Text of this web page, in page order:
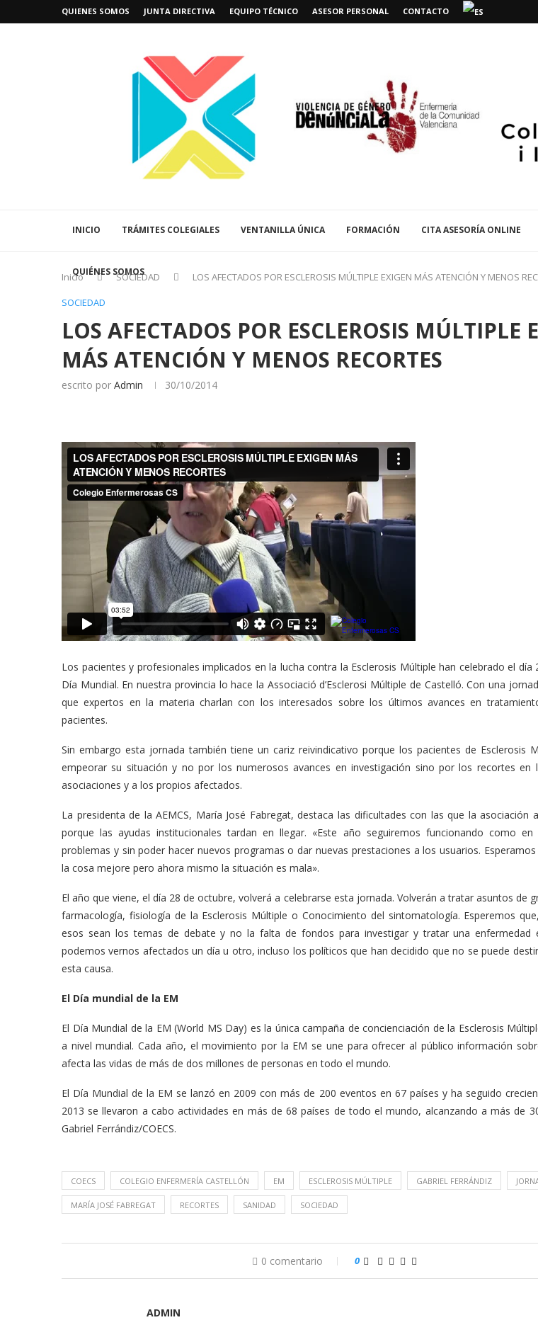
QUIENES SOMOS JUNTA DIRECTIVA EQUIPO TÉCNICO ASESOR PERSONAL CONTACTO
INICIO TRÁMITES COLEGIALES VENTANILLA ÚNICA FORMACIÓN CITA ASESORÍA ONLINE
QUIÉNES SOMOS
Inicio SOCIEDAD
LOS AFECTADOS POR ESCLEROSIS MÚLTIPLE EXIGEN MÁS ATENCIÓN Y MENOS
SOCIEDAD
LOS AFECTADOS POR ESCLEROSIS MÚLTIPLE
MÁS ATENCIÓN Y MENOS RECORTES
escrito por Admin 30/10/2014
Los pacientes y profesionales implicados en la lucha contra la Esclerosis Múltiple han celebrado el día
Día Mundial. En nuestra provincia lo hace la Associació d’Esclerosi Múltiple de Castelló. Con una
que expertos en la materia charlan con los interesados sobre los últimos avances en
pacientes.
Sin embargo esta jornada también tiene un cariz reivindicativo porque los pacientes de Esclerosis
empeorar su situación y no por los numerosos avances en investigación sino por los recortes en
asociaciones y a los propios afectados.
La presidenta de la AEMCS, María José Fabregat, destaca las dificultades con las que la asociación
porque las ayudas institucionales tardan en llegar. «Este año seguiremos funcionando como
problemas y sin poder hacer nuevos programas o dar nuevas prestaciones a los usuarios.
la cosa mejore pero ahora mismo la situación es mala».
El año que viene, el día 28 de octubre, volverá a celebrarse esta jornada. Volverán a tratar asuntos de
farmacología, fisiología de la Esclerosis Múltiple o Conocimiento del sintomatología. Esperemos
esos sean los temas de debate y no la falta de fondos para investigar y tratar una enfermedad
podemos vernos afectados un día u otro, incluso los políticos que han decidido que no se puede
esta causa.
El Día mundial de la EM
El Día Mundial de la EM (World MS Day) es la única campaña de concienciación de la Esclerosis
a nivel mundial. Cada año, el movimiento por la EM se une para ofrecer al público información
afecta las vidas de más de dos millones de personas en todo el mundo.
El Día Mundial de la EM se lanzó en 2009 con más de 200 eventos en 67 países y ha seguido
2013 se llevaron a cabo actividades en más de 68 países de todo el mundo, alcanzando a más de
Gabriel Ferrándiz/COECS.
COECS COLEGIO ENFERMERÍA CASTELLÓN EM ESCLEROSIS MÚLTIPLE GABRIEL FERRÁNDIZ
MARÍA JOSÉ FABREGAT RECORTES SANIDAD SOCIEDAD
0 comentario 0
ADMIN